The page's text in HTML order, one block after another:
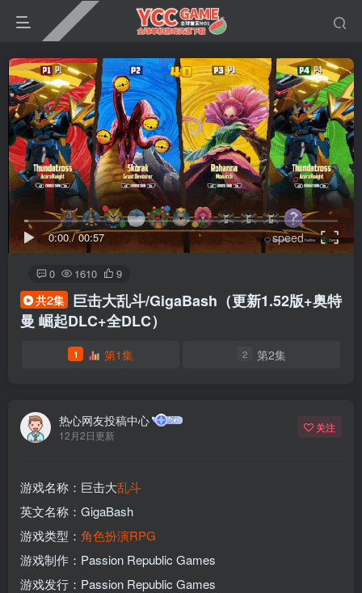
0:00/00:57 speed
0 1610 9
共2集 巨击大乱斗/GigaBash （更新1.52版+奥特
曼 崛起DLC+全DLC）
1 第1集 2 第2集
热心网友投稿中心
12月2日更新
关注
游戏名称：巨击大乱斗
英文名称：GigaBash
游戏类型： 角色扮演RPG
游戏制作：Passion Republic Games
游戏发行：Passion Republic Games